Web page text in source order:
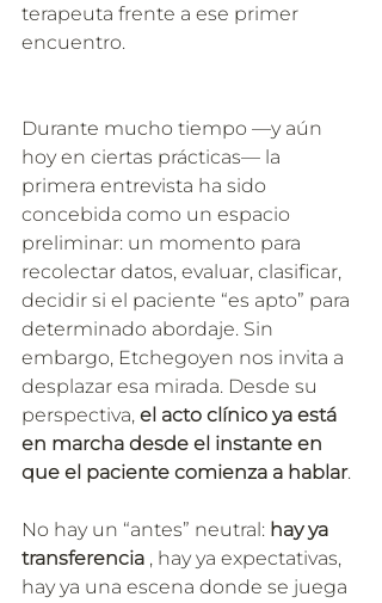
terapeuta frente a ese primer
encuentro.
Durante mucho tiempo —y aún
hoy en ciertas prácticas— la
primera entrevista ha sido
concebida como un espacio
preliminar: un momento para
recolectar datos, evaluar, clasificar,
decidir si el paciente “es apto” para
determinado abordaje. Sin
embargo, Etchegoyen nos invita a
desplazar esa mirada. Desde su
perspectiva, el acto clínico ya está
en marcha desde el instante en
que el paciente comienza a hablar.
No hay un “antes” neutral: hay ya
transferencia , hay ya expectativas,
hay ya una escena donde se juega